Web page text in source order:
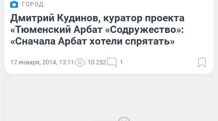
ГОРОД
Дмитрий Кудинов, куратор проекта
«Тюменский Арбат «Содружество»:
«Сначала Арбат хотели спрятать»
17 января, 2014, 13:11 10 252 1